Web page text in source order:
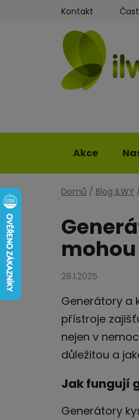
Kontakt
Akce
Domů / Blog ILWY
28.1.2025
Generátory a
přístroje
nejen v
důležitou a
Jak fungují
Generátory